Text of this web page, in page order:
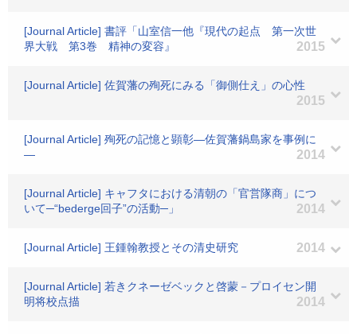
[Journal Article] 書評「山室信一他『現代の起点 第一次世
界大戦 第3巻 精神の変容』
2015
[Journal Article] 佐賀藩の殉死にみる「御側仕え」の心性
2015
[Journal Article] 殉死の記憶と顕彰―佐賀藩鍋島家を事例に
―
2014
[Journal Article] キャフタにおける清朝の「官営隊商」につ
いて─“bederge回子”の活動─」
2014
[Journal Article] 王鍾翰教授とその清史研究 2014
[Journal Article] 若きクネーゼベックと啓蒙－プロイセン開
明将校点描
2014